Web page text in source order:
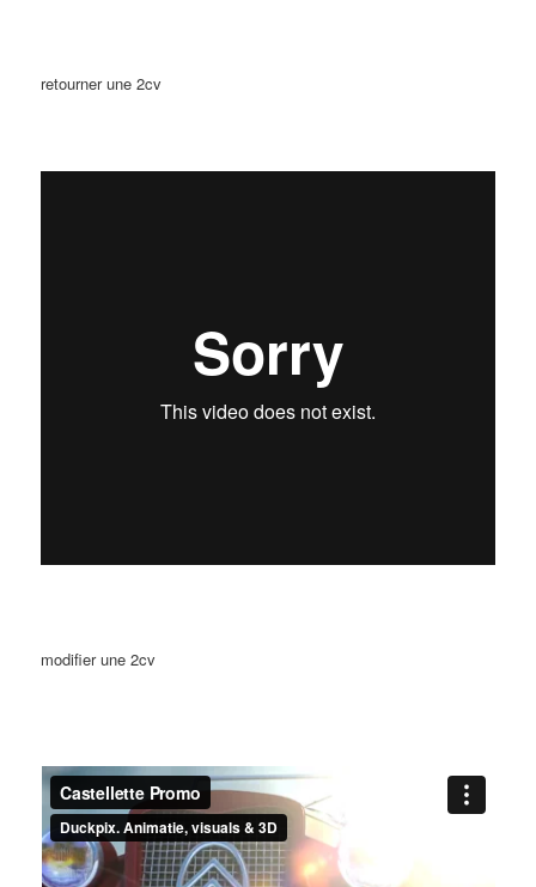
retourner une 2cv
modifier une 2cv